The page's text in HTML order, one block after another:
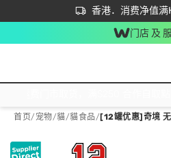
香港．消费净值
立即成为易赏钱会
首次APP下单买满$450
门店 及
首页/ 宠物/貓/貓食品/ [12罐优惠]奇境